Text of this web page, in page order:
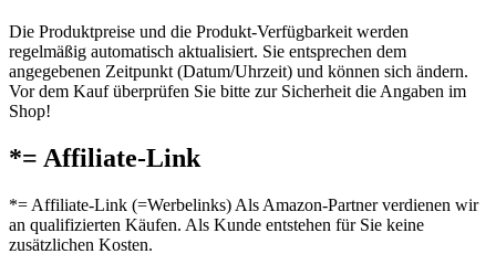
Die Produktpreise und die Produkt-Verfügbarkeit werden
regelmäßig automatisch aktualisiert. Sie entsprechen dem
angegebenen Zeitpunkt (Datum/Uhrzeit) und können sich ändern.
Vor dem Kauf überprüfen Sie bitte zur Sicherheit die Angaben im
Shop!
*= Affiliate-Link
*= Affiliate-Link (=Werbelinks) Als Amazon-Partner verdienen wir
an qualifizierten Käufen. Als Kunde entstehen für Sie keine
zusätzlichen Kosten.